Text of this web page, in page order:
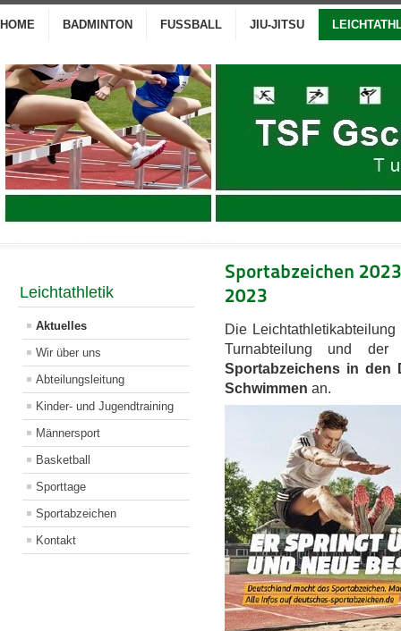
HOME BADMINTON FUSSBALL JIU-JITSU
Leichtathletik
Aktuelles
Wir über uns
Abteilungsleitung
Kinder- und Jugendtraining
Männersport
Basketball
Sporttage
Sportabzeichen
Kontakt
Sportabzeichen
2023
Die
Turnabteilung und
Sportabzeichens in den
Schwimmen an.